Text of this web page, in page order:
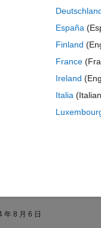
and implement it in
a site where I can get
from Roadrunner?
年 8 月 6 日
España
Finland
France
Ireland
Italia